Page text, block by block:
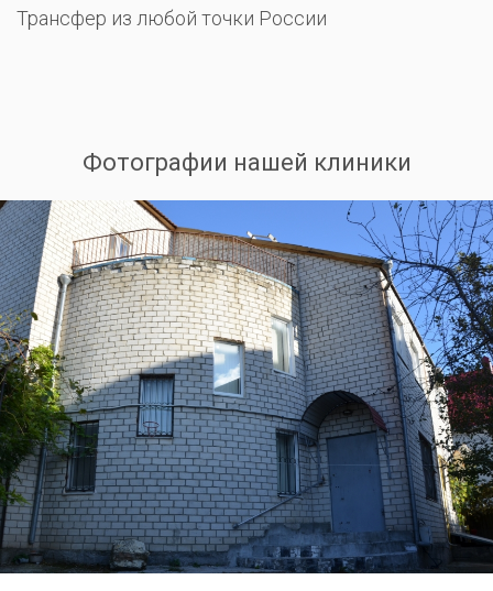
Трансфер из любой точки России
Фотографии нашей клиники